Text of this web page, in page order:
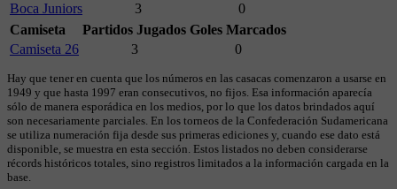
Boca Juniors
3
0
Camiseta
Partidos Jugados Goles Marcados
Camiseta 26
3 0
Hay que tener en cuenta que los números en las casacas comenzaron a usarse en
1949 y que hasta 1997 eran consecutivos, no fijos. Esa información aparecía
sólo de manera esporádica en los medios, por lo que los datos brindados aquí
son necesariamente parciales. En los torneos de la Confederación Sudamericana
se utiliza numeración fija desde sus primeras ediciones y, cuando ese dato está
disponible, se muestra en esta sección. Estos listados no deben considerarse
récords históricos totales, sino registros limitados a la información cargada en la
base.